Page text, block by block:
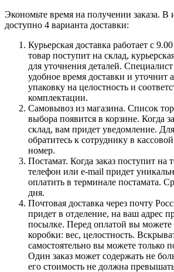
Экономьте время на получении заказа. В
доступно 4 варианта доставки:
Курьерская доставка работает с
товар поступит на склад,
для уточнения деталей.
удобное время доставки и уточнит
упаковку на целостность и
комплектации.
Самовывоз из магазина. Список
выбора появится в корзине. Когда
склад, вам придет уведомление.
обратитесь к сотруднику в
номер.
Постамат. Когда заказ поступит на
телефон или e-mail придет
оплатить в терминале постамата.
дня.
Почтовая доставка через почту
придет в отделение, на ваш адрес
посылке. Перед оплатой вы можете
коробки: вес, целостность.
самостоятельно вы можете только
Один заказ может содержать не
его стоимость не должна